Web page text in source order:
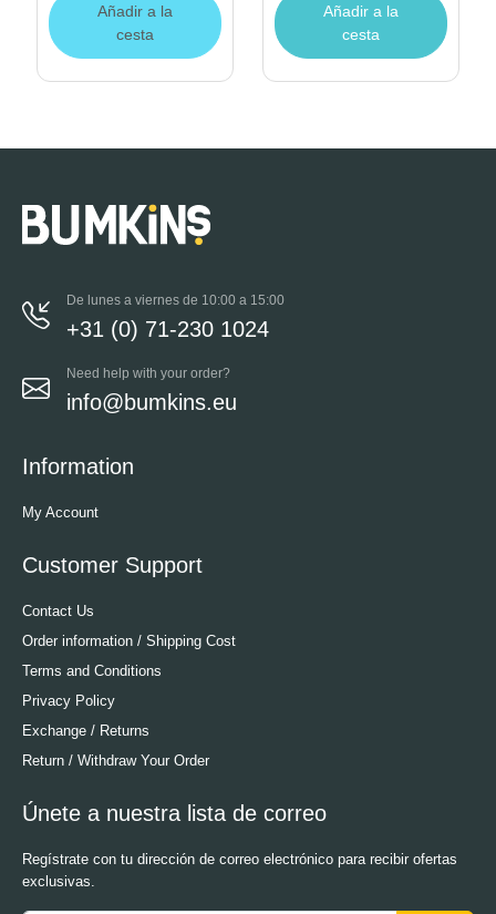
Añadir a la
cesta
Añadir a la
cesta
De lunes a viernes de 10:00 a 15:00
+31 (0) 71-230 1024
Need help with your order?
info@bumkins.eu
Information
My Account
Customer Support
Contact Us
Order information / Shipping Cost
Terms and Conditions
Privacy Policy
Exchange / Returns
Return / Withdraw Your Order
Únete a nuestra lista de correo
Regístrate con tu dirección de correo electrónico para recibir ofertas
exclusivas.